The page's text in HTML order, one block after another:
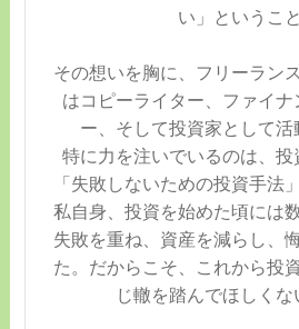
い」ということ
その想いを胸に、フリーラン
はコピーライター、ファイ
ー、そして投資家として活
特に力を注いでいるのは、投
「失敗しないための投資手法
私自身、投資を始めた頃には
失敗を重ね、資産を減らし、
た。だからこそ、これから投
じ轍を踏んでほしくな